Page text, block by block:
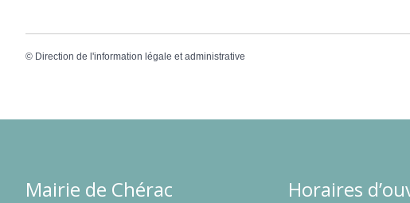
© Direction de l'information légale et administrative
Mairie de Chérac
Horaires